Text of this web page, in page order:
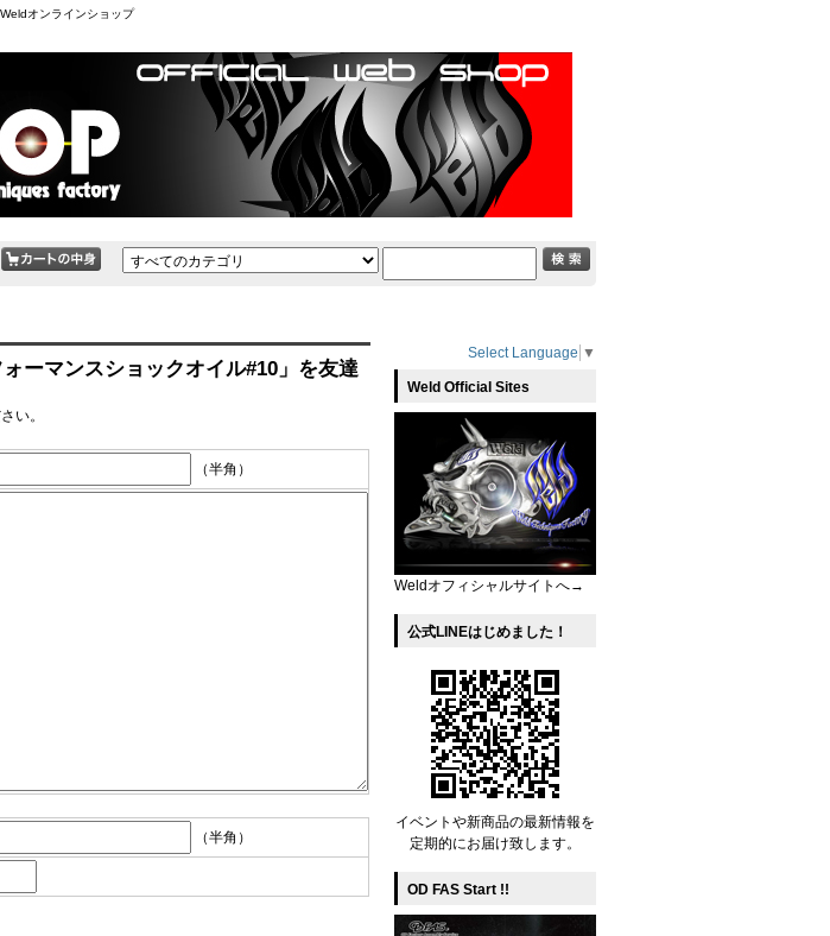
オンラインショップ
ォーマンスショックオイル#10」を友達
い。
（半角）
（半角）
Select Language ▼
Weld Official Sites
Weldオフィシャルサイトへ→
公式LINEはじめました！
イベントや新商品の最新情報を
定期的にお届け致します。
OD FAS Start !!